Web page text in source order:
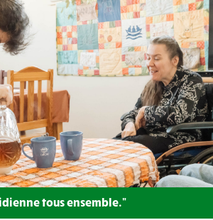
tous ensemble."